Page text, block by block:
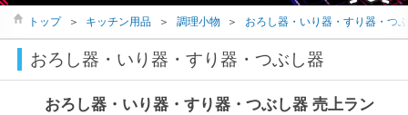
トップ ＞ キッチン用品 ＞ 調理小物 ＞ おろし器・いり器・すり器・つ
おろし器・いり器・すり器・つぶし器
おろし器・いり器・すり器・つぶし器 売上ラン